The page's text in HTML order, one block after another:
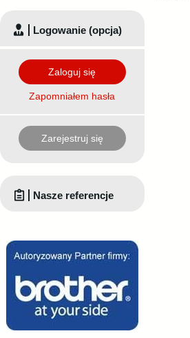
Logowanie (opcja)
Zaloguj się
Zapomniałem hasła
Zarejestruj się
Nasze referencje